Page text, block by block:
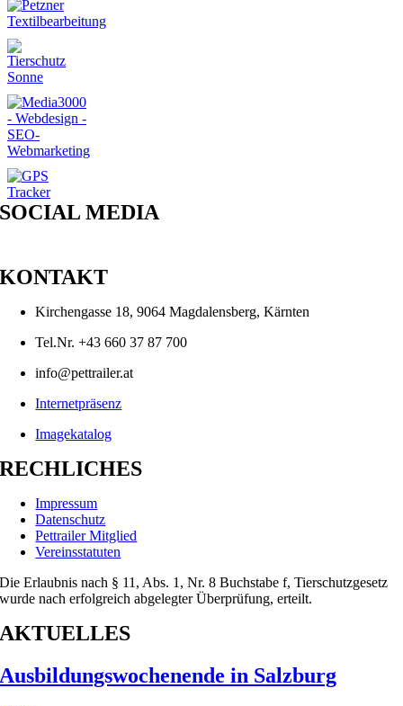
SOCIAL MEDIA
KONTAKT
Kirchengasse 18, 9064 Magdalensberg, Kärnten
Tel.Nr. +43 660 37 87 700
info@pettrailer.at
Internetpräsenz
Imagekatalog
RECHLICHES
Impressum
Datenschutz
Pettrailer Mitglied
Vereinsstatuten
Die Erlaubnis nach § 11, Abs. 1, Nr. 8 Buchstabe f, Tierschutzgesetz
wurde nach erfolgreich abgelegter Überprüfung, erteilt.
AKTUELLES
Ausbildungswochenende in Salzburg